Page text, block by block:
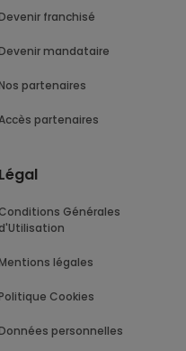
Devenir franchisé
Devenir mandataire
Nos partenaires
Accès partenaires
Légal
Conditions Générales
d'Utilisation
Mentions légales
Politique Cookies
Données personnelles